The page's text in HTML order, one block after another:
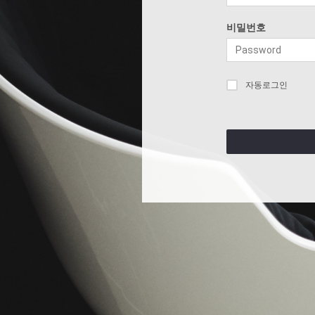
비밀번호
자동로그인